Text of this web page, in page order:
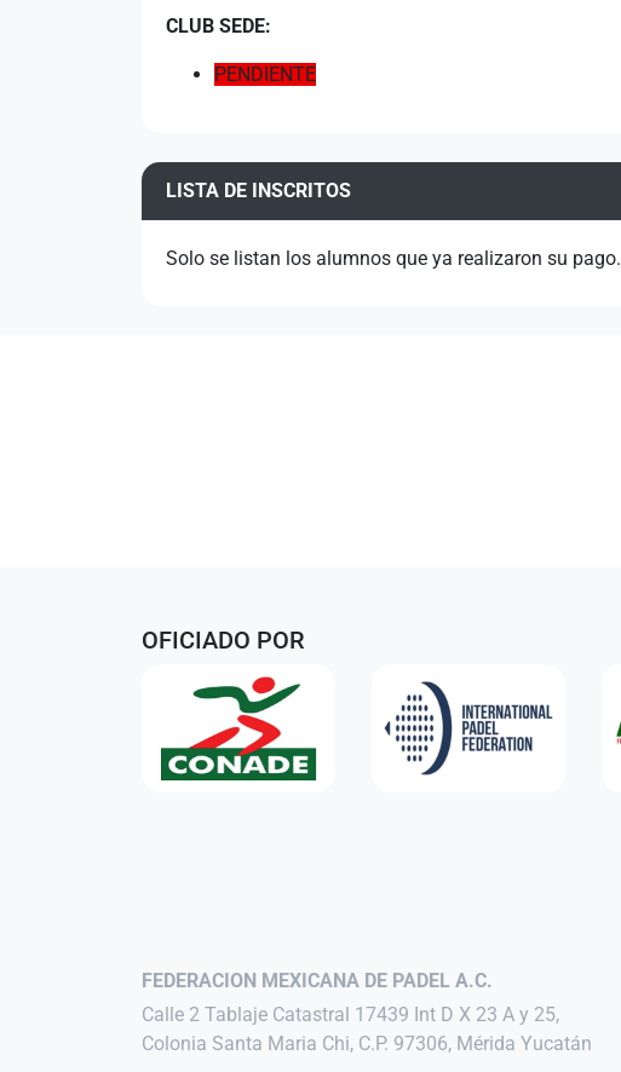
CLUB SEDE:
PENDIENTE
LISTA DE INSCRITOS
Solo se listan los alumnos que ya realizaron su pago.
OFICIADO POR
FEDERACION MEXICANA DE PADEL A.C.
Calle 2 Tablaje Catastral 17439 Int D X 23 A y 25,
Colonia Santa Maria Chi, C.P. 97306, Mérida Yucatán